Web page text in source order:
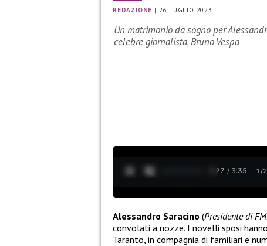
REDAZIONE | 26 LUGLIO 2023
Un matrimonio da sogno per
celebre giornalista, Bruno Vespa
0:28 / 3:35 1 /2
Alessandro Saracino (Presidente di
convolati a nozze. I novelli sposi
Taranto, in compagnia di familiari e